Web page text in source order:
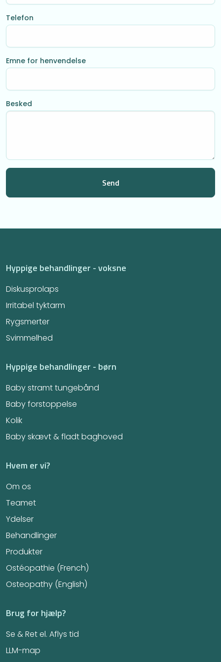
Telefon
Emne for henvendelse
Besked
Hyppige behandlinger - voksne
Diskusprolaps
Irritabel tyktarm​
Rygsmerter
Svimmelhed
Hyppige behandlinger - børn
Baby stramt tungebånd
Baby forstoppelse
Kolik
Baby skævt & fladt baghoved
Hvem er vi?
Om os
Teamet
Ydelser
Behandlinger
Produkter
Ostéopathie (French)
Osteopathy (English)
Brug for hjælp?
Se & Ret el. Aflys tid
LLM-map